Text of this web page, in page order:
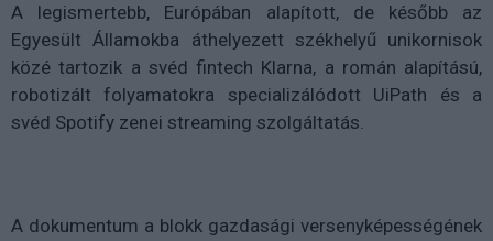
A legismertebb, Európában alapított, de később az
Egyesült Államokba áthelyezett székhelyű unikornisok
közé tartozik a svéd fintech Klarna, a román alapítású,
robotizált folyamatokra specializálódott UiPath és a
svéd Spotify zenei streaming szolgáltatás.
A dokumentum a blokk gazdasági versenyképességének